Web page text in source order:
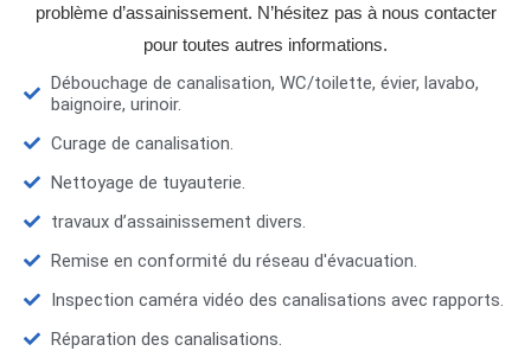
problème d’assainissement. N’hésitez pas à nous contacter
pour toutes autres informations.
Débouchage de canalisation, WC/toilette, évier, lavabo,
baignoire, urinoir.
Curage de canalisation.
Nettoyage de tuyauterie.
travaux d’assainissement divers.
Remise en conformité du réseau d'évacuation.
Inspection caméra vidéo des canalisations avec rapports.
Réparation des canalisations.